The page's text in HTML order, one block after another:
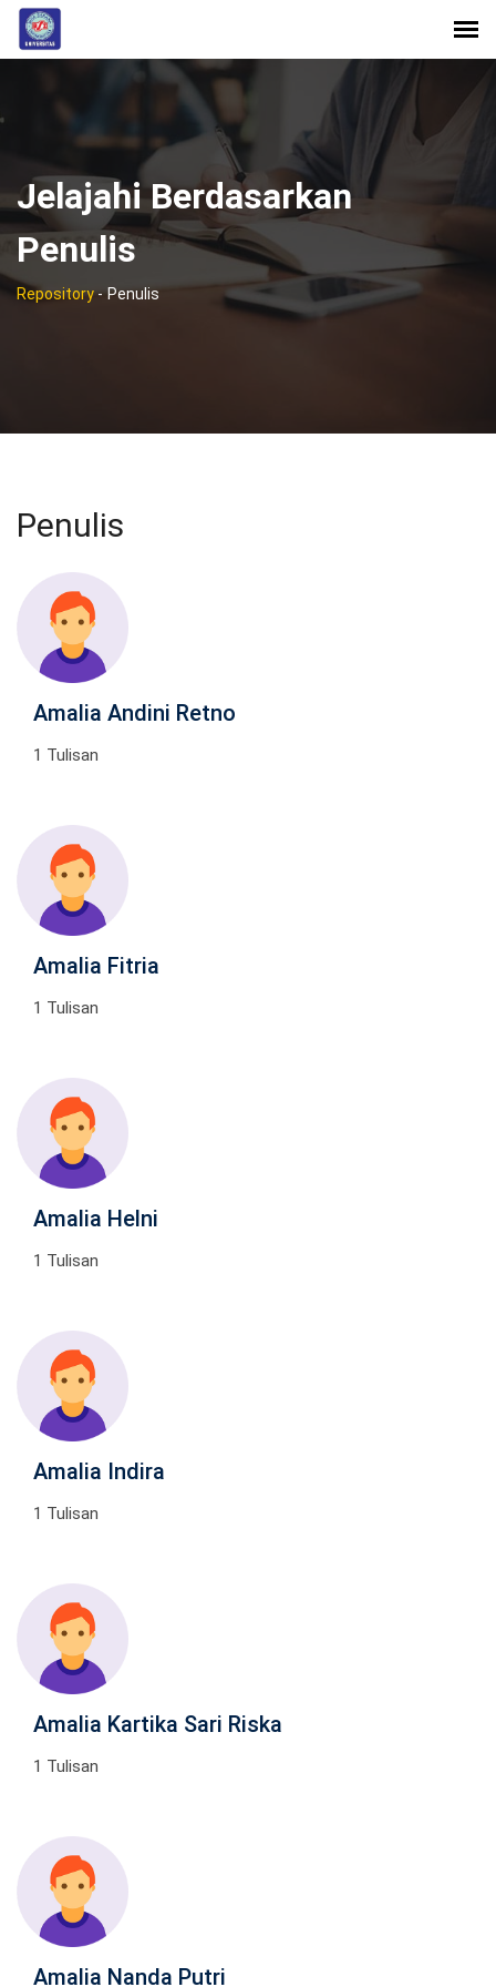
Jelajahi Berdasarkan
Penulis
Repository- Penulis
Penulis
Amalia Andini Retno
1 Tulisan
Amalia Fitria
1 Tulisan
Amalia Helni
1 Tulisan
Amalia Indira
1 Tulisan
Amalia Kartika Sari Riska
1 Tulisan
Amalia Nanda Putri